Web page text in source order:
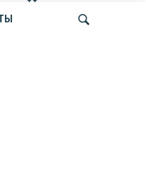
Чаму
ператвараюць у